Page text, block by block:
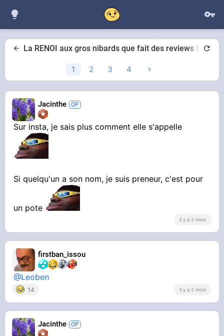
La RENOI aux gros nibards que fait des reviews LIVRES
1 2 3 4
Jacinthe
Sur insta, je sais plus comment elle s'appelle
Si quelqu'un a son nom, je suis preneur, c'est pour
un pote
il y a 2 mois
firstban_issou
@Leoben
14 il y a 2 mois
Jacinthe